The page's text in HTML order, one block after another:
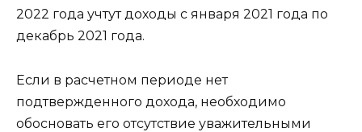
2022 года учтут доходы с января 2021 года по
декабрь 2021 года.
Если в расчетном периоде нет
подтвержденного дохода, необходимо
обосновать его отсутствие уважительными